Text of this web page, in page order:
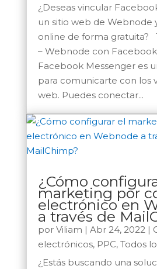
¿Deseas vincular
un sitio web de Webnode
online de forma gratuita?
– Webnode con
Facebook Messenger es
para comunicarte con los
web. Puedes conectar...
¿Cómo
marketing por
electrónico en
a través de
por Viliam | Abr 24, 2022|
electrónicos, PPC, Todos
¿Estás buscando una